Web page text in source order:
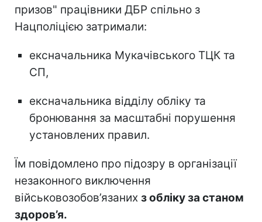
призов" працівники ДБР спільно з
Нацполіцією затримали:
ексначальника Мукачівського ТЦК та
СП,
ексначальника відділу обліку та
бронювання за масштабні порушення
установлених правил.
Їм повідомлено про підозру в організації
незаконного виключення
військовозобов’язаних з обліку за станом
здоров’я.